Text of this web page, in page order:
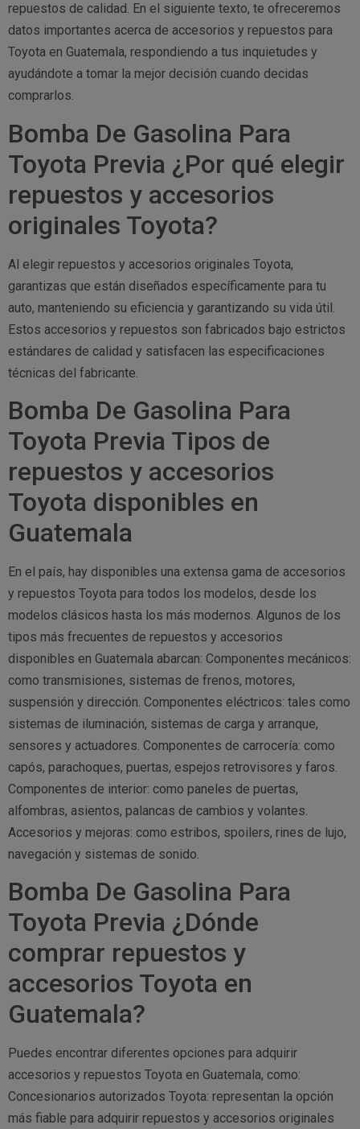
repuestos de calidad. En el siguiente texto, te ofreceremos
datos importantes acerca de accesorios y repuestos para
Toyota en Guatemala, respondiendo a tus inquietudes y
ayudándote a tomar la mejor decisión cuando decidas
comprarlos.
Bomba De Gasolina Para
Toyota Previa ¿Por qué elegir
repuestos y accesorios
originales Toyota?
Al elegir repuestos y accesorios originales Toyota,
garantizas que están diseñados específicamente para tu
auto, manteniendo su eficiencia y garantizando su vida útil.
Estos accesorios y repuestos son fabricados bajo estrictos
estándares de calidad y satisfacen las especificaciones
técnicas del fabricante.
Bomba De Gasolina Para
Toyota Previa Tipos de
repuestos y accesorios
Toyota disponibles en
Guatemala
En el país, hay disponibles una extensa gama de accesorios
y repuestos Toyota para todos los modelos, desde los
modelos clásicos hasta los más modernos. Algunos de los
tipos más frecuentes de repuestos y accesorios
disponibles en Guatemala abarcan: Componentes mecánicos:
como transmisiones, sistemas de frenos, motores,
suspensión y dirección. Componentes eléctricos: tales como
sistemas de iluminación, sistemas de carga y arranque,
sensores y actuadores. Componentes de carrocería: como
capós, parachoques, puertas, espejos retrovisores y faros.
Componentes de interior: como paneles de puertas,
alfombras, asientos, palancas de cambios y volantes.
Accesorios y mejoras: como estribos, spoilers, rines de lujo,
navegación y sistemas de sonido.
Bomba De Gasolina Para
Toyota Previa ¿Dónde
comprar repuestos y
accesorios Toyota en
Guatemala?
Puedes encontrar diferentes opciones para adquirir
accesorios y repuestos Toyota en Guatemala, como:
Concesionarios autorizados Toyota: representan la opción
más fiable para adquirir repuestos y accesorios originales